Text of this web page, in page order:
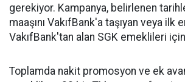
gerekiyor. Kampanya, belirlenen
maaşını VakıfBank'a taşıyan veya ilk
VakıfBank'tan alan SGK emeklileri
Toplamda nakit promosyon ve ek